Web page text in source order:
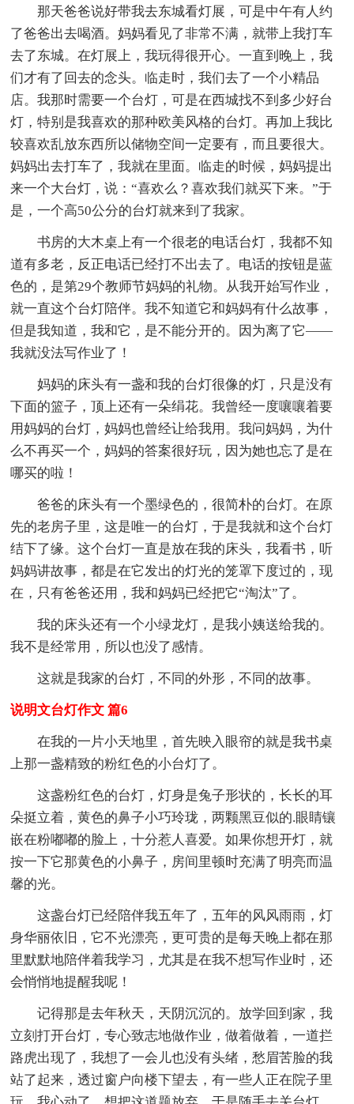
那天爸爸说好带我去东城看灯展，可是中午有人约
了爸爸出去喝酒。妈妈看见了非常不满，就带上我打车
去了东城。在灯展上，我玩得很开心。一直到晚上，我
们才有了回去的念头。临走时，我们去了一个小精品
店。我那时需要一个台灯，可是在西城找不到多少好台
灯，特别是我喜欢的那种欧美风格的台灯。再加上我比
较喜欢乱放东西所以储物空间一定要有，而且要很大。
妈妈出去打车了，我就在里面。临走的时候，妈妈提出
来一个大台灯，说：“喜欢么？喜欢我们就买下来。”于
是，一个高50公分的台灯就来到了我家。
书房的大木桌上有一个很老的电话台灯，我都不知
道有多老，反正电话已经打不出去了。电话的按钮是蓝
色的，是第29个教师节妈妈的礼物。从我开始写作业，
就一直这个台灯陪伴。我不知道它和妈妈有什么故事，
但是我知道，我和它，是不能分开的。因为离了它——
我就没法写作业了！
妈妈的床头有一盏和我的台灯很像的灯，只是没有
下面的篮子，顶上还有一朵绢花。我曾经一度嚷嚷着要
用妈妈的台灯，妈妈也曾经让给我用。我问妈妈，为什
么不再买一个，妈妈的答案很好玩，因为她也忘了是在
哪买的啦！
爸爸的床头有一个墨绿色的，很简朴的台灯。在原
先的老房子里，这是唯一的台灯，于是我就和这个台灯
结下了缘。这个台灯一直是放在我的床头，我看书，听
妈妈讲故事，都是在它发出的灯光的笼罩下度过的，现
在，只有爸爸还用，我和妈妈已经把它“淘汰”了。
我的床头还有一个小绿龙灯，是我小姨送给我的。
我不是经常用，所以也没了感情。
这就是我家的台灯，不同的外形，不同的故事。
说明文台灯作文 篇6
在我的一片小天地里，首先映入眼帘的就是我书桌
上那一盏精致的粉红色的小台灯了。
这盏粉红色的台灯，灯身是兔子形状的，长长的耳
朵挺立着，黄色的鼻子小巧玲珑，两颗黑豆似的.眼睛镶
嵌在粉嘟嘟的脸上，十分惹人喜爱。如果你想开灯，就
按一下它那黄色的小鼻子，房间里顿时充满了明亮而温
馨的光。
这盏台灯已经陪伴我五年了，五年的风风雨雨，灯
身华丽依旧，它不光漂亮，更可贵的是每天晚上都在那
里默默地陪伴着我学习，尤其是在我不想写作业时，还
会悄悄地提醒我呢！
记得那是去年秋天，天阴沉沉的。放学回到家，我
立刻打开台灯，专心致志地做作业，做着做着，一道拦
路虎出现了，我想了一会儿也没有头绪，愁眉苦脸的我
站了起来，透过窗户向楼下望去，有一些人正在院子里